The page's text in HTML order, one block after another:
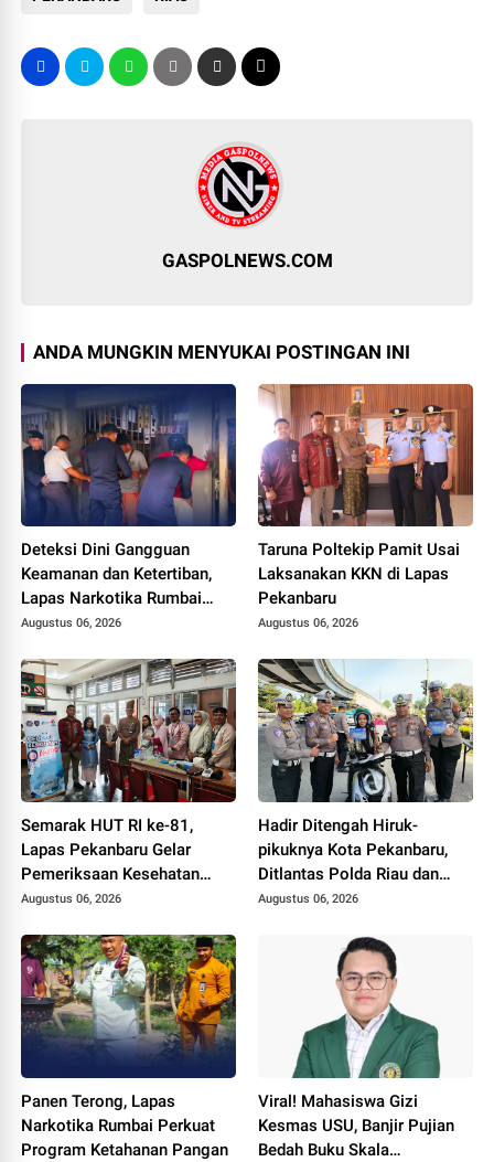
GASPOLNEWS.COM
ANDA MUNGKIN MENYUKAI POSTINGAN INI
Deteksi Dini Gangguan
Keamanan dan Ketertiban,
Lapas Narkotika Rumbai
Gelar Razia Rutin Blok
Augustus 06, 2026
Taruna Poltekip Pamit Usai
Laksanakan KKN di Lapas
Pekanbaru
Augustus 06, 2026
Semarak HUT RI ke-81,
Lapas Pekanbaru Gelar
Pemeriksaan Kesehatan
Gratis untuk Warga Binaan
Augustus 06, 2026
Hadir Ditengah Hiruk-
pikuknya Kota Pekanbaru,
Ditlantas Polda Riau dan
Polantas KARIB Kobarkan
Nasionalisme dan Green
Policing Jelang HUT RI Ke-
Augustus 06, 2026
Panen Terong, Lapas
Narkotika Rumbai Perkuat
Program Ketahanan Pangan
Viral! Mahasiswa Gizi
Kesmas USU, Banjir Pujian
Bedah Buku Skala